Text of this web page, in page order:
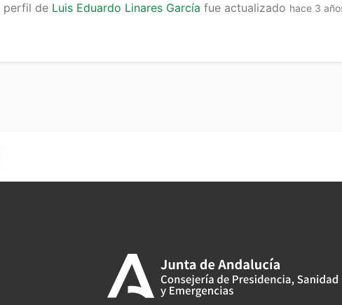
perfil de Luis Eduardo Linares García fue actualizado hace 3